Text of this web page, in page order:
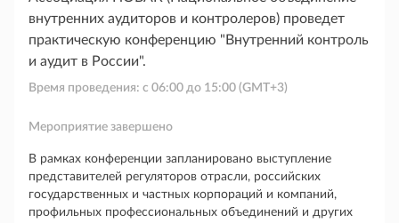
внутренних аудиторов и контролеров) проведет
практическую конференцию "Внутренний контроль
и аудит в России".
Время проведения: с 06:00 до 15:00 (GMT+3)
Мероприятие завершено
В рамках конференции запланировано выступление
представителей регуляторов отрасли, российских
государственных и частных корпораций и компаний,
профильных профессиональных объединений и других